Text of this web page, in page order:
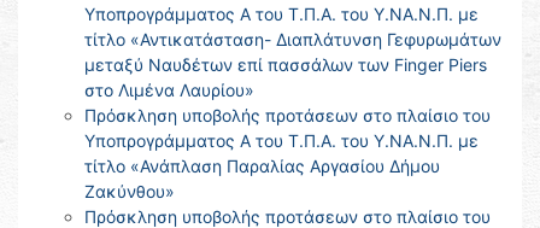
Υποπρογράμματος Α του Τ.Π.Α. του Υ.ΝΑ.Ν.Π. με
τίτλο «Αντικατάσταση- Διαπλάτυνση Γεφυρωμάτων
μεταξύ Ναυδέτων επί πασσάλων των Finger Piers
στο Λιμένα Λαυρίου»
Πρόσκληση υποβολής προτάσεων στο πλαίσιο του
Υποπρογράμματος Α του Τ.Π.Α. του Υ.ΝΑ.Ν.Π. με
τίτλο «Ανάπλαση Παραλίας Αργασίου Δήμου
Ζακύνθου»
Πρόσκληση υποβολής προτάσεων στο πλαίσιο του